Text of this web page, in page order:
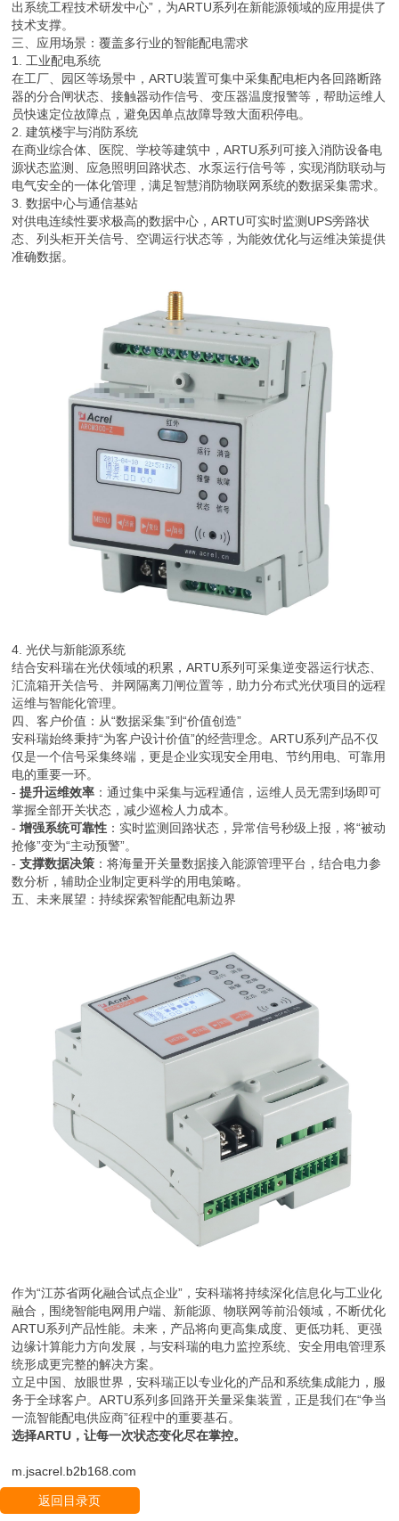
出系统工程技术研发中心”，为ARTU系列在新能源领域的应用提供了
技术支撑。
三、应用场景：覆盖多行业的智能配电需求
1. 工业配电系统
在工厂、园区等场景中，ARTU装置可集中采集配电柜内各回路断路
器的分合闸状态、接触器动作信号、变压器温度报警等，帮助运维人
员快速定位故障点，避免因单点故障导致大面积停电。
2. 建筑楼宇与消防系统
在商业综合体、医院、学校等建筑中，ARTU系列可接入消防设备电
源状态监测、应急照明回路状态、水泵运行信号等，实现消防联动与
电气安全的一体化管理，满足智慧消防物联网系统的数据采集需求。
3. 数据中心与通信基站
对供电连续性要求极高的数据中心，ARTU可实时监测UPS旁路状
态、列头柜开关信号、空调运行状态等，为能效优化与运维决策提供
准确数据。
4. 光伏与新能源系统
结合安科瑞在光伏领域的积累，ARTU系列可采集逆变器运行状态、
汇流箱开关信号、并网隔离刀闸位置等，助力分布式光伏项目的远程
运维与智能化管理。
四、客户价值：从“数据采集”到“价值创造”
安科瑞始终秉持“为客户设计价值”的经营理念。ARTU系列产品不仅
仅是一个信号采集终端，更是企业实现安全用电、节约用电、可靠用
电的重要一环。
-提升运维效率 ：通过集中采集与远程通信，运维人员无需到场即可
掌握全部开关状态，减少巡检人力成本。
-增强系统可靠性 ：实时监测回路状态，异常信号秒级上报，将“被动
抢修”变为“主动预警”。
-支撑数据决策 ：将海量开关量数据接入能源管理平台，结合电力参
数分析，辅助企业制定更科学的用电策略。
五、未来展望：持续探索智能配电新边界
作为“江苏省两化融合试点企业”，安科瑞将持续深化信息化与工业化
融合，围绕智能电网用户端、新能源、物联网等前沿领域，不断优化
ARTU系列产品性能。未来，产品将向更高集成度、更低功耗、更强
边缘计算能力方向发展，与安科瑞的电力监控系统、安全用电管理系
统形成更完整的解决方案。
立足中国、放眼世界，安科瑞正以专业化的产品和系统集成能力，服
务于全球客户。ARTU系列多回路开关量采集装置，正是我们在“争当
一流智能配电供应商”征程中的重要基石。
选择ARTU，让每一次状态变化尽在掌控。
m.jsacrel.b2b168.com
返回目录页